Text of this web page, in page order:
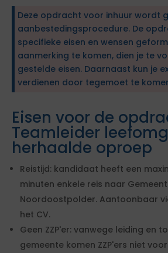
Deze opdracht voor inhuur wordt
aanbestedingsprocedure. De
specifieke eisen en wensen
aanmerking te komen, dien je te
gestelde eisen. Daarnaast kun je
verdienen door tegemoet te
Eisen voor de
Teamleider
herhaalde oproep
Reistijd: kandidaat heeft een
minuten enkele reis naar
Noordoostpolder. Aantoonbaar
het CV.
Geen ZZP'er: vanwege leiding en
gemeente komen ZZP'ers niet